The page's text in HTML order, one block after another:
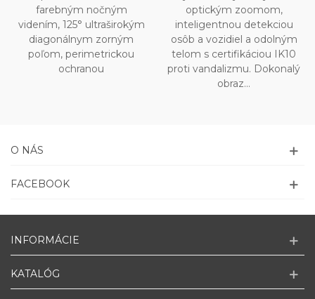
farebným nočným
videním, 125° ultraširokým
diagonálnym zorným
poľom, perimetrickou
ochranou
optickým zoomom,
inteligentnou detekciou
osôb a vozidiel a odolným
telom s certifikáciou IK10
proti vandalizmu. Dokonalý
obraz...
O NÁS
FACEBOOK
INFORMÁCIE
KATALÓG